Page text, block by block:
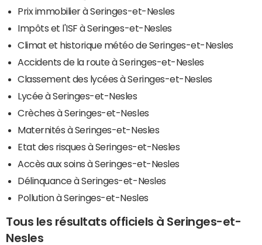
Prix immobilier à Seringes-et-Nesles
Impôts et l'ISF à Seringes-et-Nesles
Climat et historique météo de Seringes-et-Nesles
Accidents de la route à Seringes-et-Nesles
Classement des lycées à Seringes-et-Nesles
Lycée à Seringes-et-Nesles
Crèches à Seringes-et-Nesles
Maternités à Seringes-et-Nesles
Etat des risques à Seringes-et-Nesles
Accès aux soins à Seringes-et-Nesles
Délinquance à Seringes-et-Nesles
Pollution à Seringes-et-Nesles
Tous les résultats officiels à Seringes-et-
Nesles